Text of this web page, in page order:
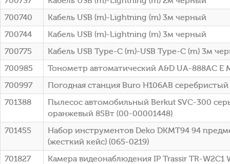
700740
Кабель USB (m)-Lightning (m) 3м черный
700744
Кабель USB (m)-Lightning (m) 3м черный
700775
Кабель USB Type-C (m)-USB Type-C (m) 3м
700985
Тонометр автоматический A&D UA-888AC E
700997
Погодная станция Buro H106AB серебристый
701388
Пылесос автомобильный Berkut SVC-300
оранжевый 85Вт (00-00001448)
701455
Набор инструментов Deko DKMT94 94
(жесткий кейс) (065-0219)
701827
Камера видеонаблюдения IP Trassir TR-W2C1